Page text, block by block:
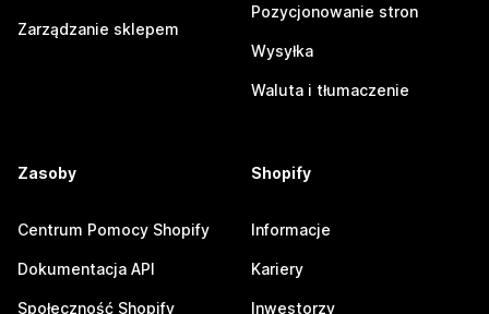
Zarządzanie sklepem
Pozycjonowanie stron
Wysyłka
Waluta i tłumaczenie
Zasoby
Centrum Pomocy Shopify
Dokumentacja API
Społeczność Shopify
Shopify
Informacje
Kariery
Inwestorzy